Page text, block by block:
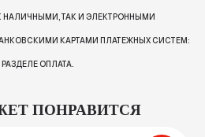
ТАК И ЭЛЕКТРОННЫМИ
КАРТАМИ ПЛАТЕЖНЫХ СИСТЕМ:
ОПЛАТА.
ПОНРАВИТСЯ